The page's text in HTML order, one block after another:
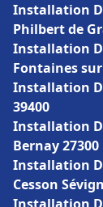
Installation
Philbert de
Installation
Fontaines
Installation
39400
Installation
Bernay 27300
Installation
Cesson